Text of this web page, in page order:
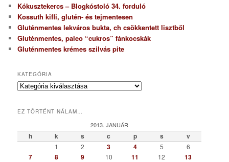
Kókusztekercs – Blogkóstoló 34. forduló
Kossuth kifli, glutén- és tejmentesen
Gluténmentes lekváros bukta, ch csökkentett lisztből
Gluténmentes, paleo “cukros” fánkocskák
Gluténmentes krémes szilvás pite
KATEGÓRIA
K
e
ó
r
EZ TÖRTÉNT NÁLAM…
2013. JANUÁR
h k s c p s v
1 2 3 4 5 6
7 8 9 10 11 12
13